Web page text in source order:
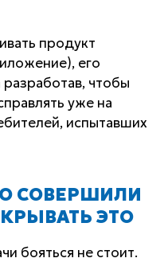
продукт
его
чтобы
уже на
испытавших
СОВЕРШИЛИ
ЭТО
бояться не стоит.